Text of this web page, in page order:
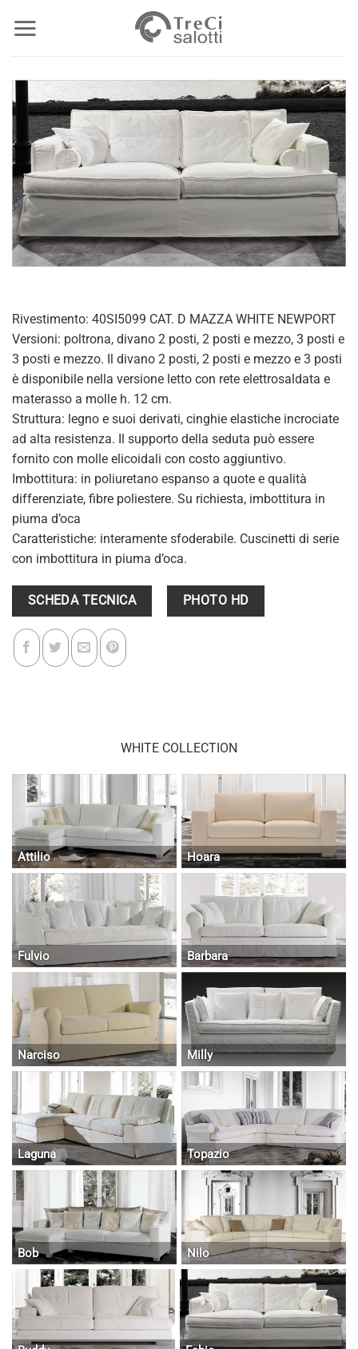
Rivestimento: 40SI5099 CAT. D MAZZA WHITE NEWPORT
Versioni: poltrona, divano 2 posti, 2 posti e mezzo, 3 posti e
3 posti e mezzo. Il divano 2 posti, 2 posti e mezzo e 3 posti
è disponibile nella versione letto con rete elettrosaldata e
materasso a molle h. 12 cm.
Struttura: legno e suoi derivati, cinghie elastiche incrociate
ad alta resistenza. Il supporto della seduta può essere
fornito con molle elicoidali con costo aggiuntivo.
Imbottitura: in poliuretano espanso a quote e qualità
differenziate, fibre poliestere. Su richiesta, imbottitura in
piuma d’oca
Caratteristiche: interamente sfoderabile. Cuscinetti di serie
con imbottitura in piuma d’oca.
SCHEDA TECNICA PHOTO HD
WHITE COLLECTION
Attilio Hoara
Fulvio Barbara
Narciso Milly
Laguna Topazio
Bob Nilo